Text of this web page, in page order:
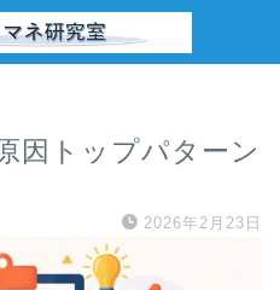
因トップパターン
2026年2月23日